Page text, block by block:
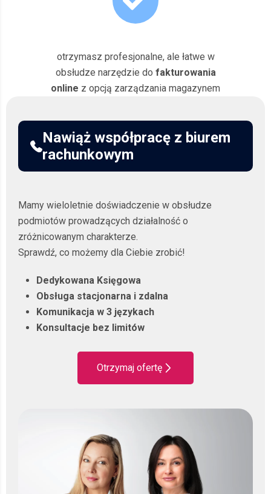
otrzymasz profesjonalne, ale łatwe w
obsłudze narzędzie do fakturowania
online z opcją zarządzania magazynem
Nawiąż współpracę z biurem
rachunkowym
Mamy wieloletnie doświadczenie w obsłudze
podmiotów prowadzących działalność o
zróżnicowanym charakterze.
Sprawdź, co możemy dla Ciebie zrobić!
Dedykowana Księgowa
Obsługa stacjonarna i zdalna
Komunikacja w 3 językach
Konsultacje bez limitów
Otrzymaj ofertę